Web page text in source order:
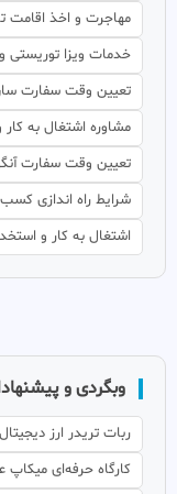
مهاجرت و اخذ اقامت
خدمات ویزا توریستی
تعیین وقت سفارت
مشاوره اشتغال به کار
تعیین وقت سفارت
شرایط راه اندازی
اشتغال به کار و
وبگردی و
ربات تریدر ارز دیجیتال
کارگاه حرفه‌ای